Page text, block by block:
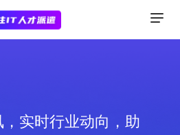
实时行业动向，助